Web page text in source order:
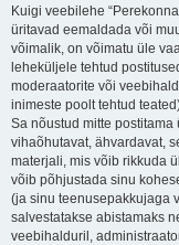
Kuigi veebilehe
üritavad eemaldada või
võimalik, on võimatu üle
leheküljele tehtud
moderaatorite või
inimeste poolt tehtud
Sa nõustud mitte
vihaõhutavat, ähvardavat,
materjali, mis võib rikkuda
võib põhjustada sinu
(ja sinu teenusepakkujaga
salvestatakse abistamaks
veebihalduril,